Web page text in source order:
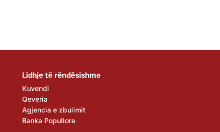
Lidhje të rëndësishme
Kuvendi
Qeveria
Agjencia e zbulimit
Banka Popullore